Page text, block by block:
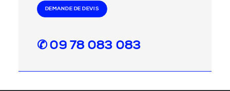
DEMANDE DE DEVIS
✆ 09 78 083 083